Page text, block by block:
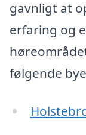
gavnligt at
erfaring og
følgende